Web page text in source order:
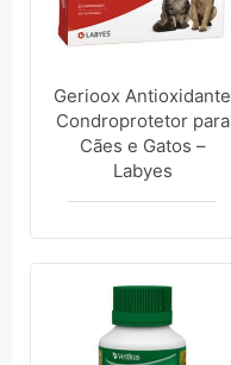
Gerioox Antioxidante
Condroprotetor para
Cães e Gatos –
Labyes